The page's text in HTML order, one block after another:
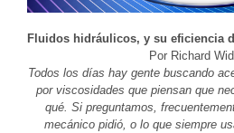
Fluidos hidráulicos, y su eficiencia
Por Richard
Todos los días hay gente buscando
por viscosidades que piensan que
qué. Si preguntamos,
mecánico pidió, o lo que siempre